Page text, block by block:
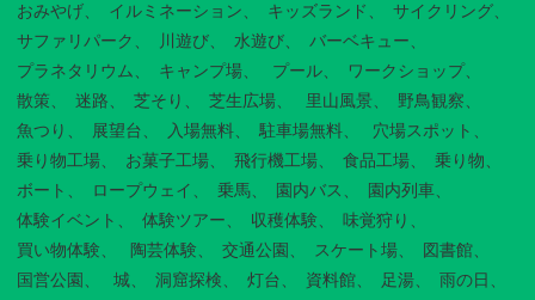
おみやげ
イルミネーション キッズランド
サイクリング
サファリパーク
川遊び 水遊び
バーベキュー
プラネタリウム
キャンプ場 プール
ワークショップ
散策
迷路 芝そり 芝生広場 里山風景
野鳥観察
魚つり
展望台 入場無料 駐車場無料
穴場スポット
乗り物工場
お菓子工場 飛行機工場 食品工場
乗り物
ボート
ロープウェイ 乗馬 園内バス
園内列車
体験イベント
体験ツアー 収穫体験
味覚狩り
買い物体験
陶芸体験 交通公園 スケート場
図書館
国営公園
城 洞窟探検 灯台 資料館 足湯 雨の日